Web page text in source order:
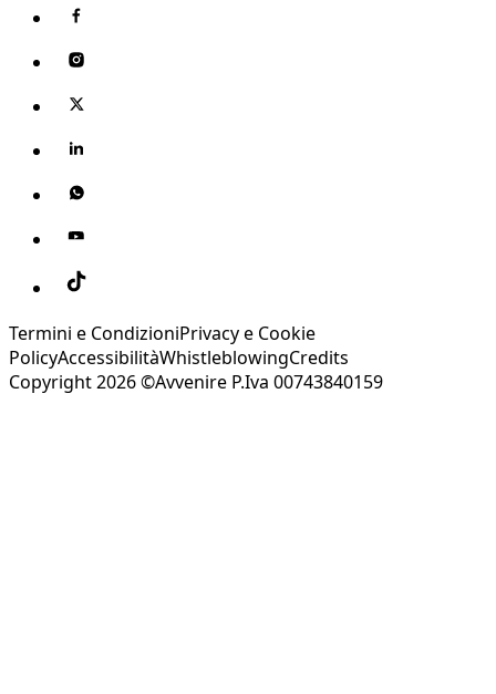
Termini e CondizioniPrivacy e Cookie
PolicyAccessibilitàWhistleblowingCredits
Copyright 2026 ©Avvenire P.Iva 00743840159